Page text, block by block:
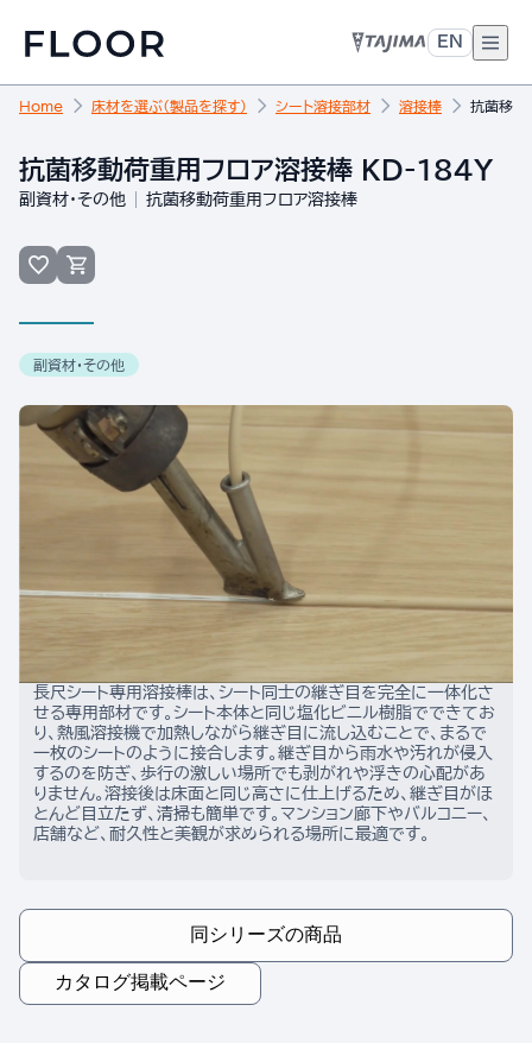
EN
Home 床材を選ぶ（製品を探す） シート溶接部材 溶接棒 抗菌移
抗菌移動荷重用フロア溶接棒 KD-184Y
副資材・その他 抗菌移動荷重用フロア溶接棒
副資材・その他
長尺シート専用溶接棒は、シート同士の継ぎ目を完全に一体化さ
せる専用部材です。シート本体と同じ塩化ビニル樹脂でできてお
り、熱風溶接機で加熱しながら継ぎ目に流し込むことで、まるで
一枚のシートのように接合します。継ぎ目から雨水や汚れが侵入
するのを防ぎ、歩行の激しい場所でも剥がれや浮きの心配があ
りません。溶接後は床面と同じ高さに仕上げるため、継ぎ目がほ
とんど目立たず、清掃も簡単です。マンション廊下やバルコニー、
店舗など、耐久性と美観が求められる場所に最適です。
同シリーズの商品
カタログ掲載ページ